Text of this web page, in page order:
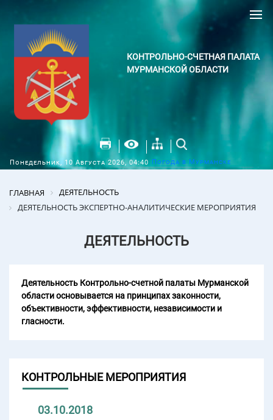
КОНТРОЛЬНО-СЧЕТНАЯ ПАЛАТА
МУРМАНСКОЙ ОБЛАСТИ
Понедельник, 10 Августа 2026, 04:40 Погода в Мурманске
ГЛАВНАЯ
ДЕЯТЕЛЬНОСТЬ
ДЕЯТЕЛЬНОСТЬ ЭКСПЕРТНО-АНАЛИТИЧЕСКИЕ МЕРОПРИЯТИЯ
ДЕЯТЕЛЬНОСТЬ
Деятельность Контрольно-счетной палаты Мурманской
области основывается на принципах законности,
объективности, эффективности, независимости и
гласности.
КОНТРОЛЬНЫЕ МЕРОПРИЯТИЯ
03.10.2018